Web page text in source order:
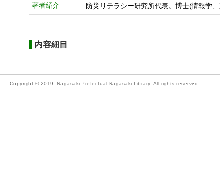
著者紹介 防災リテラシー研究所代表。博士(情報学
内容細目
Copyright © 2019- Nagasaki Prefectual Nagasaki Library. All rights reserved.